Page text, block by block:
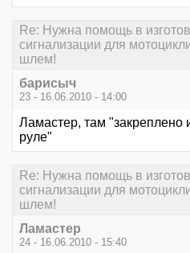
Re: Нужна помощь в
сигнализации для
шлем!
барисыч
23 - 16.06.2010 - 14:00
Ламастер, там
руле"
Re: Нужна помощь в
сигнализации для
шлем!
Ламастер
24 - 16.06.2010 - 15:40